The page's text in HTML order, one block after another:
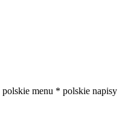
polskie menu * polskie napisy